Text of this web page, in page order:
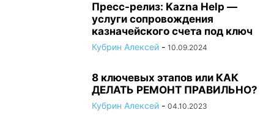
Пресс-релиз: Kazna Help —
услуги сопровождения
казначейского счета под ключ
Кубрин Алексей - 10.09.2024
8 ключевых этапов или КАК
ДЕЛАТЬ РЕМОНТ ПРАВИЛЬНО?
Кубрин Алексей - 04.10.2023